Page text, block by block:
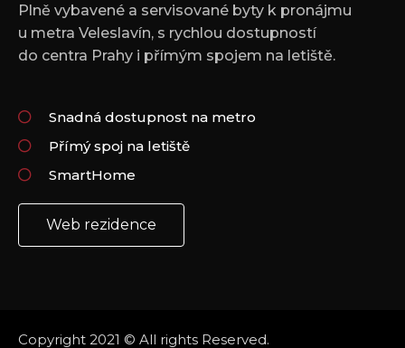
Plně vybavené a servisované byty k pronájmu
u metra Veleslavín, s rychlou dostupností
do centra Prahy i přímým spojem na letiště.
Snadná dostupnost na metro
Přímý spoj na letiště
SmartHome
Web rezidence
Copyright 2021 © All rights Reserved.